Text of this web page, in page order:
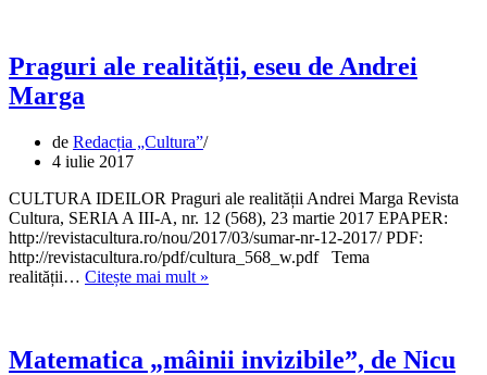
de
David
Ilina
Praguri ale realității, eseu de Andrei
Marga
de Redacția „Cultura”
4 iulie 2017
CULTURA IDEILOR Praguri ale realității Andrei Marga Revista
Cultura, SERIA A III-A, nr. 12 (568), 23 martie 2017 EPAPER:
http://revistacultura.ro/nou/2017/03/sumar-nr-12-2017/ PDF:
http://revistacultura.ro/pdf/cultura_568_w.pdf Tema
realității… Citește mai mult »
de
Matematica „mâinii invizibile”, de Nicu